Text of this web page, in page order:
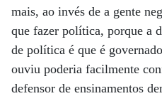
mais, ao invés de a gente
que fazer política, porque a
de política é que é
ouviu poderia facilmente
defensor de ensinamentos